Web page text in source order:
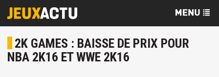
2K GAMES : BAISSE DE PRIX POUR
NBA 2K16 ET WWE 2K16